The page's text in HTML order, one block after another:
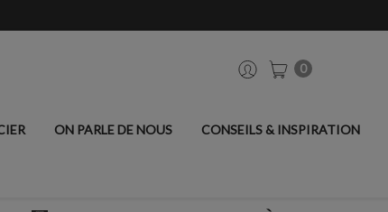
0
ON PARLE DE NOUS CONSEILS & INSPIRATION